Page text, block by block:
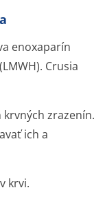
enoxaparín
Crusia
zrazenín.
ich a
krvi.